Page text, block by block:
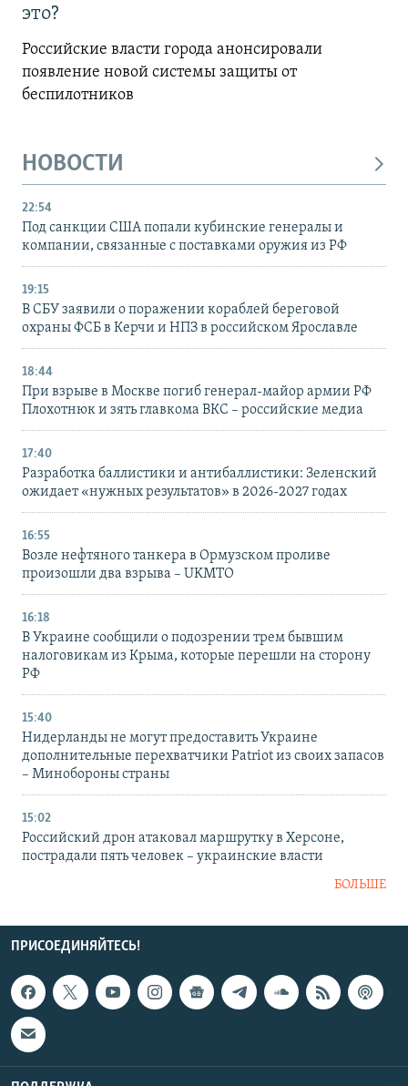
это?
Российские власти города анонсировали
появление новой системы защиты от
беспилотников
НОВОСТИ
22:54
Под санкции США попали кубинские генералы и
компании, связанные с поставками оружия из РФ
19:15
В СБУ заявили о поражении кораблей береговой
охраны ФСБ в Керчи и НПЗ в российском Ярославле
18:44
При взрыве в Москве погиб генерал-майор армии РФ
Плохотнюк и зять главкома ВКС – российские медиа
17:40
Разработка баллистики и антибаллистики: Зеленский
ожидает «нужных результатов» в 2026-2027 годах
16:55
Возле нефтяного танкера в Ормузском проливе
произошли два взрыва – UKMTO
16:18
В Украине сообщили о подозрении трем бывшим
налоговикам из Крыма, которые перешли на сторону
РФ
15:40
Нидерланды не могут предоставить Украине
дополнительные перехватчики Patriot из своих запасов
– Минобороны страны
15:02
Российский дрон атаковал маршрутку в Херсоне,
пострадали пять человек – украинские власти
БОЛЬШЕ
ПРИСОЕДИНЯЙТЕСЬ!